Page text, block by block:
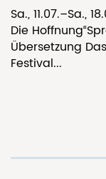
Sa., 11.07.–Sa.,
Die
Übersetzung
Festival...